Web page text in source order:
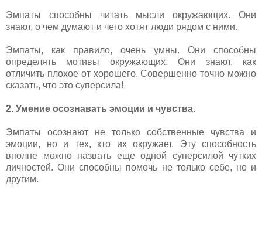
Эмпаты способны читать мысли окружающих. Они
знают, о чем думают и чего хотят люди рядом с ними.
Эмпаты, как правило, очень умны. Они способны
определять мотивы окружающих. Они знают, как
отличить плохое от хорошего. Совершенно точно можно
сказать, что это суперсила!
2. Умение осознавать эмоции и чувства.
Эмпаты осознают не только собственные чувства и
эмоции, но и тех, кто их окружает. Эту способность
вполне можно назвать еще одной суперсилой чутких
личностей. Они способны помочь не только себе, но и
другим.